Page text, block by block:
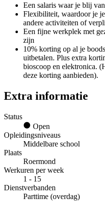
Een salaris waar je blij
Flexibiliteit, waardoor je
andere activiteiten of
Een fijne werkplek met
zijn
10% korting op al je
uitbetalen. Plus extra
bioscoop en elektronica.
deze korting aanbieden).
Extra informatie
Status
Open
Opleidingsniveaus
Middelbare school
Plaats
Roermond
Werkuren per week
1 - 15
Dienstverbanden
Parttime (overdag)